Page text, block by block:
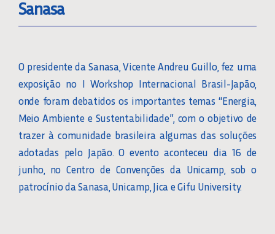
Sanasa
O presidente da Sanasa, Vicente Andreu Guillo, fez uma
exposição no I Workshop Internacional Brasil-Japão,
onde foram debatidos os importantes temas “Energia,
Meio Ambiente e Sustentabilidade”, com o objetivo de
trazer à comunidade brasileira algumas das soluções
adotadas pelo Japão. O evento aconteceu dia 16 de
junho, no Centro de Convenções da Unicamp, sob o
patrocínio da Sanasa, Unicamp, Jica e Gifu University.